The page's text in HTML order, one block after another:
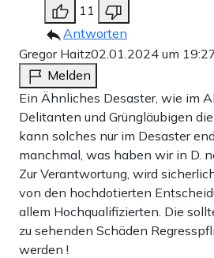
11
Antworten
Gregor Haitz02.01.2024 um
Melden
Ein Ähnliches Desaster, wie im
Delitanten und Grüngläubigen
kann solches nur im Desaster
manchmal, was haben wir in D.
Zur Verantwortung, wird
von den hochdotierten
allem Hochqualifizierten. Die
zu sehenden Schäden
werden !